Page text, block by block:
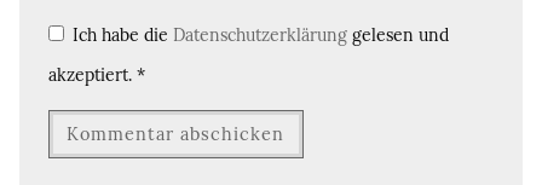
Ich habe die Datenschutzerklärung gelesen und
akzeptiert. *